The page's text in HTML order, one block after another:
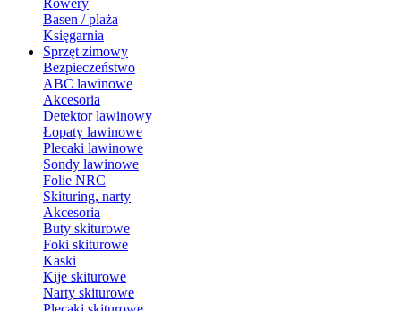
Rowery
Basen / plaża
Księgarnia
Sprzęt zimowy
Bezpieczeństwo
ABC lawinowe
Akcesoria
Detektor lawinowy
Łopaty lawinowe
Plecaki lawinowe
Sondy lawinowe
Folie NRC
Skituring, narty
Akcesoria
Buty skiturowe
Foki skiturowe
Kaski
Kije skiturowe
Narty skiturowe